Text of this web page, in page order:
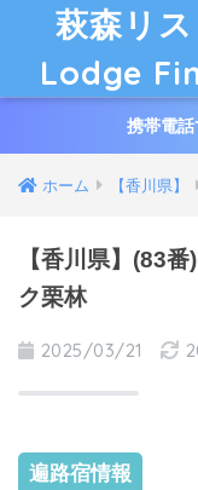
萩森リ
Lodge
携帯電
ホーム 【香川県】
【香川県】(83
ク栗林
2025/03/21
遍路宿情報